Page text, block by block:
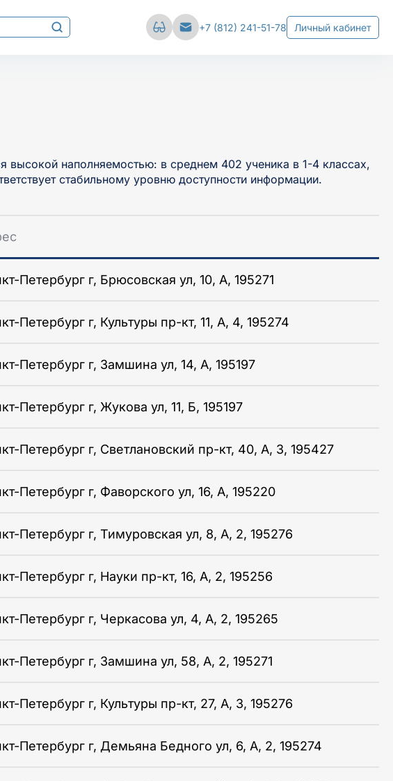
+7 (812) 241-51-78 Личный кабинет
наполняемостью: в среднем 402 ученика в 1-4 классах,
стабильному уровню доступности информации.
Петербург г, Брюсовская ул, 10, А, 195271
Петербург г, Культуры пр-кт, 11, А, 4, 195274
Петербург г, Замшина ул, 14, А, 195197
Петербург г, Жукова ул, 11, Б, 195197
Петербург г, Светлановский пр-кт, 40, А, 3, 195427
Петербург г, Фаворского ул, 16, А, 195220
Петербург г, Тимуровская ул, 8, А, 2, 195276
Петербург г, Науки пр-кт, 16, А, 2, 195256
Петербург г, Черкасова ул, 4, А, 2, 195265
Петербург г, Замшина ул, 58, А, 2, 195271
Петербург г, Культуры пр-кт, 27, А, 3, 195276
Петербург г, Демьяна Бедного ул, 6, А, 2, 195274
Сбросить настройки